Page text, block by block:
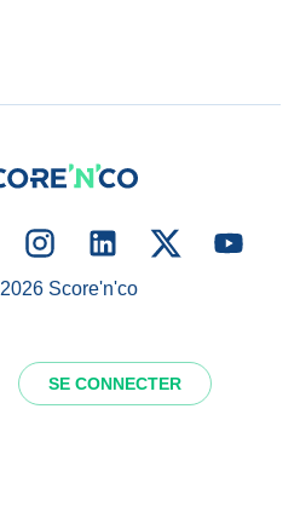
SE CONNECTER
2026Score'n'co